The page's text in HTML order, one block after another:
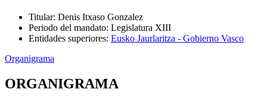
Titular: Denis Itxaso Gonzalez
Periodo del mandato: Legislatura XIII
Entidades superiores: Eusko Jaurlaritza - Gobierno Vasco
Organigrama
ORGANIGRAMA